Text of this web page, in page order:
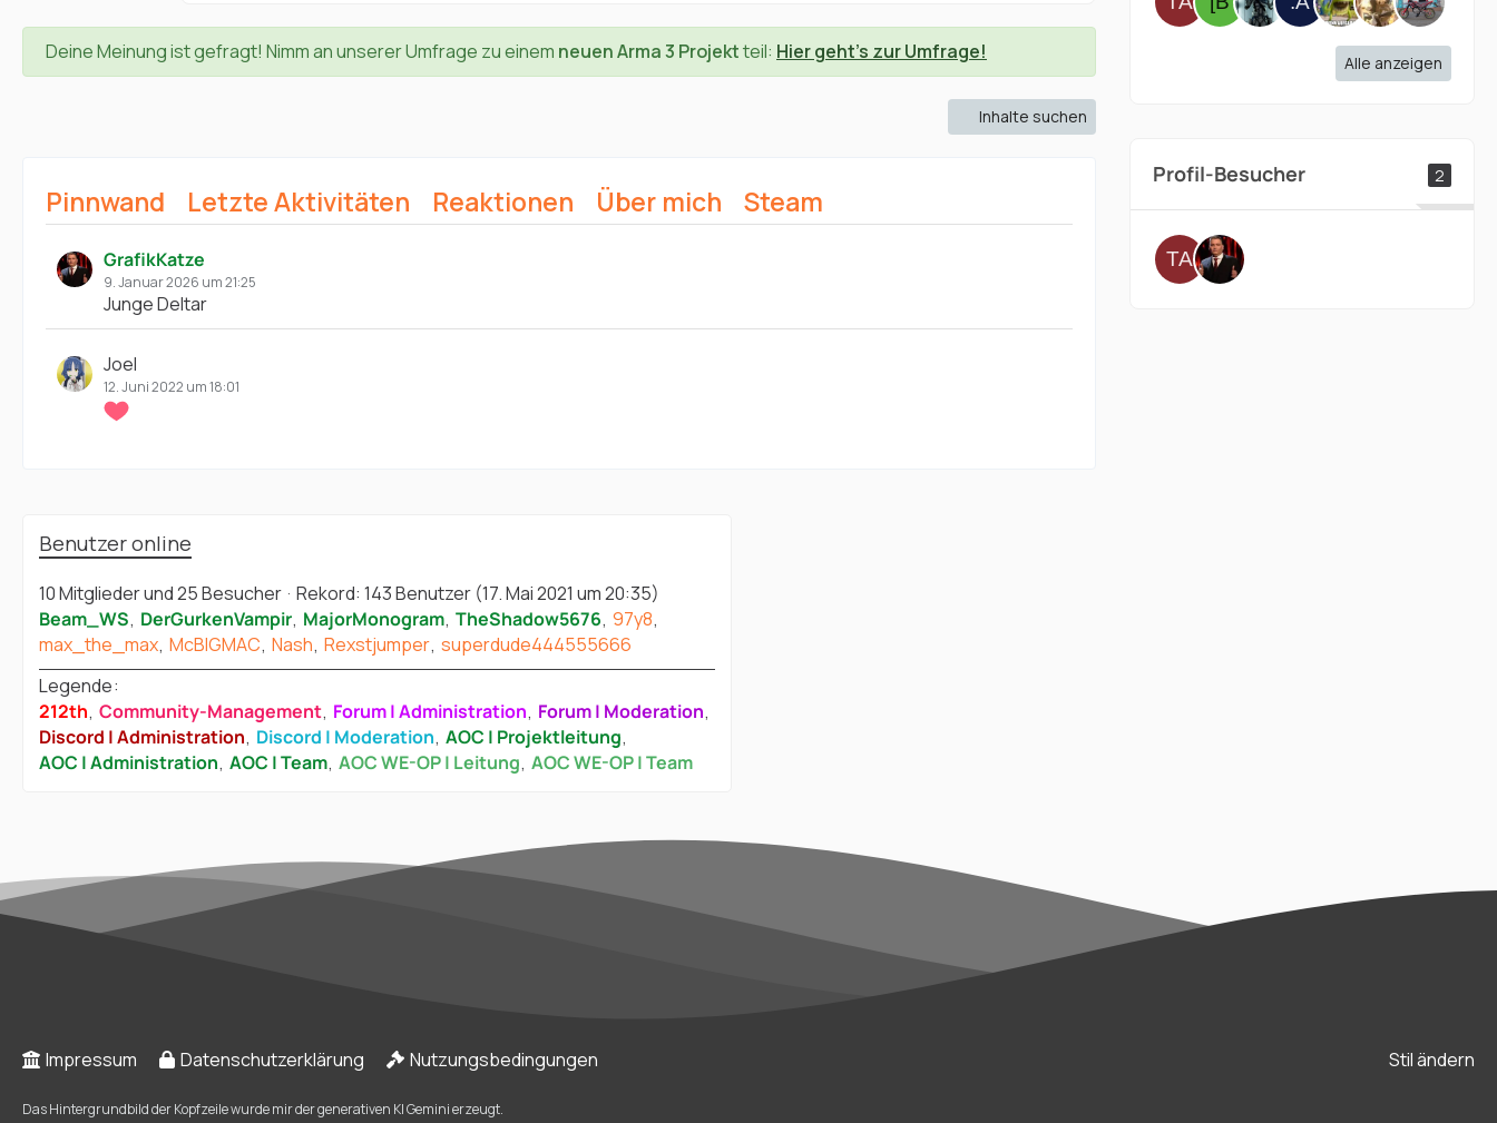
Deine Meinung ist gefragt! Nimm an unserer Umfrage zu einem neuen Arma 3 Projektteil: Hier geht's zur Umfrage!
Inhalte suchen
Pinnwand Letzte Aktivitäten Reaktionen Über mich Steam
GrafikKatze
9. Januar 2026 um 21:25
Junge Deltar
Joel
12. Juni 2022 um 18:01
Alle anzeigen
Profil-Besucher 2
Benutzer online
10 Mitglieder und 25 Besucher Rekord: 143 Benutzer (17. Mai 2021 um 20:35)
Beam_WS DerGurkenVampir MajorMonogram TheShadow5676 97y8
max_the_max McBIGMAC Nash Rexstjumper superdude444555666
Legende
212th Community-Management Forum | Administration Forum | Moderation
Discord | Administration Discord | Moderation AOC | Projektleitung
AOC | Administration AOC | Team AOC WE-OP | Leitung AOC WE-OP | Team
Stil ändern
Impressum Datenschutzerklärung Nutzungsbedingungen
Das Hintergrundbild der Kopfzeile wurde mir der generativen KI Gemini erzeugt.